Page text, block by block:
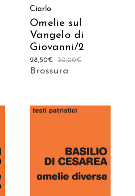
Ciarlo
Omelie sul
Vangelo di
Giovanni/2
30,00€
28,50€
Brossura
AGGIUNGI AL
CARRELLO